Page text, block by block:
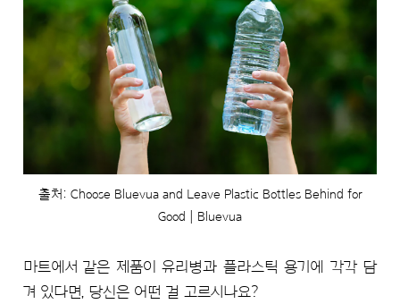
출처: Choose Bluevua and Leave Plastic Bottles Behind for
Good | Bluevua
마트에서 같은 제품이 유리병과 플라스틱 용기에 각각 담
겨 있다면, 당신은 어떤 걸 고르시나요?